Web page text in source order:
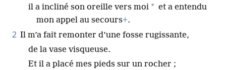
il a incliné son oreille vers moi * et a entendu
mon appel au secours+.
2 Il m’a fait remonter d’une fosse rugissante,
de la vase visqueuse.
Et il a placé mes pieds sur un rocher ;